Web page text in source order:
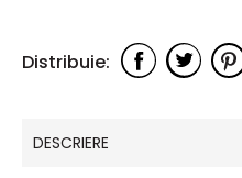
DESCRIERE